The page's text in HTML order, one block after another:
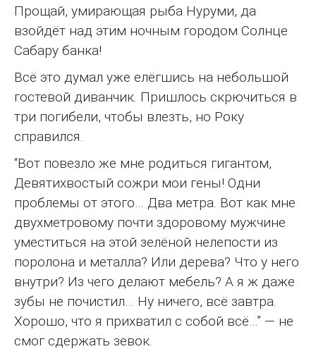
Прощай, умирающая рыба Нуруми, да
взойдёт над этим ночным городом Солнце
Сабару банка!
Всё это думал уже елёгшись на небольшой
гостевой диванчик. Пришлось скрючиться в
три погибели, чтобы влезть, но Року
справился.
“Вот повезло же мне родиться гигантом,
Девятихвостый сожри мои гены! Одни
проблемы от этого… Два метра. Вот как мне
двухметровому почти здоровому мужчине
уместиться на этой зелёной нелепости из
поролона и металла? Или дерева? Что у него
внутри? Из чего делают мебель? А я ж даже
зубы не почистил… Ну ничего, всё завтра.
Хорошо, что я прихватил с собой всё…” — не
смог сдержать зевок.